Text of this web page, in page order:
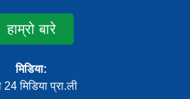
हाम्रो बारे
मिडिया:
मिडिया प्रा.ली